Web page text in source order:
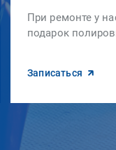
При ремонте у
подарок
Записаться